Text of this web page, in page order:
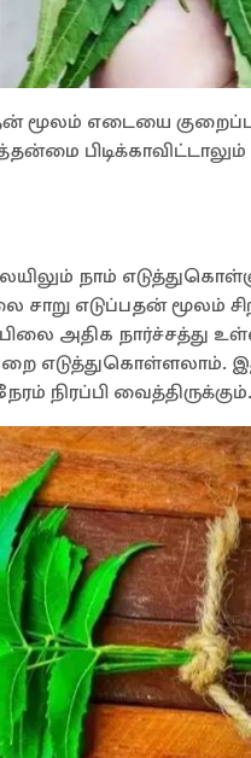
மூலம் எடையை
நாம்
எடுப்பதன் மூலம்
அதிக நார்ச்சத்து
எடுத்துகொள்ளலாம்.
நிரப்பி வைத்திருக்கும்.